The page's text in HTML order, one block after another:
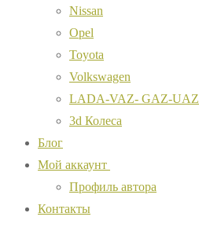
Nissan
Opel
Toyota
Volkswagen
LADA-VAZ- GAZ-UAZ
3d Колеса
Блог
Мой аккаунт
Профиль автора
Контакты